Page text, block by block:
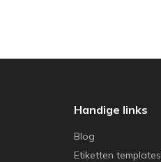
Handige links
Blog
Etiketten templates